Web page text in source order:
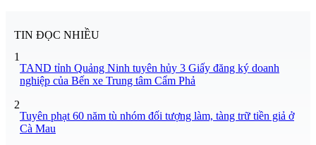
TIN ĐỌC NHIỀU
1
TAND tỉnh Quảng Ninh tuyên hủy 3 Giấy đăng ký doanh
nghiệp của Bến xe Trung tâm Cẩm Phả
2
Tuyên phạt 60 năm tù nhóm đối tượng làm, tàng trữ tiền giả ở
Cà Mau